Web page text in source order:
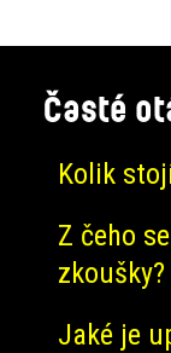
Časté
Kolik
Z čeho
zkoušky?
Jaké je